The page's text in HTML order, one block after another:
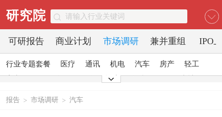
研究院
可研报告 商业计划 市场调研 兼并重组 IPO
行业专题套餐 医疗 通讯 机电 汽车 房产
轻工
酒店
报告 > 市场调研 > 汽车